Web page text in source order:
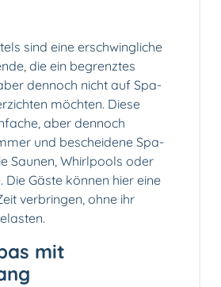
sind eine erschwingliche
die ein begrenztes
dennoch nicht auf Spa-
möchten. Diese
aber dennoch
und bescheidene Spa-
Saunen, Whirlpools oder
Die Gäste können hier eine
verbringen, ohne ihr
mit